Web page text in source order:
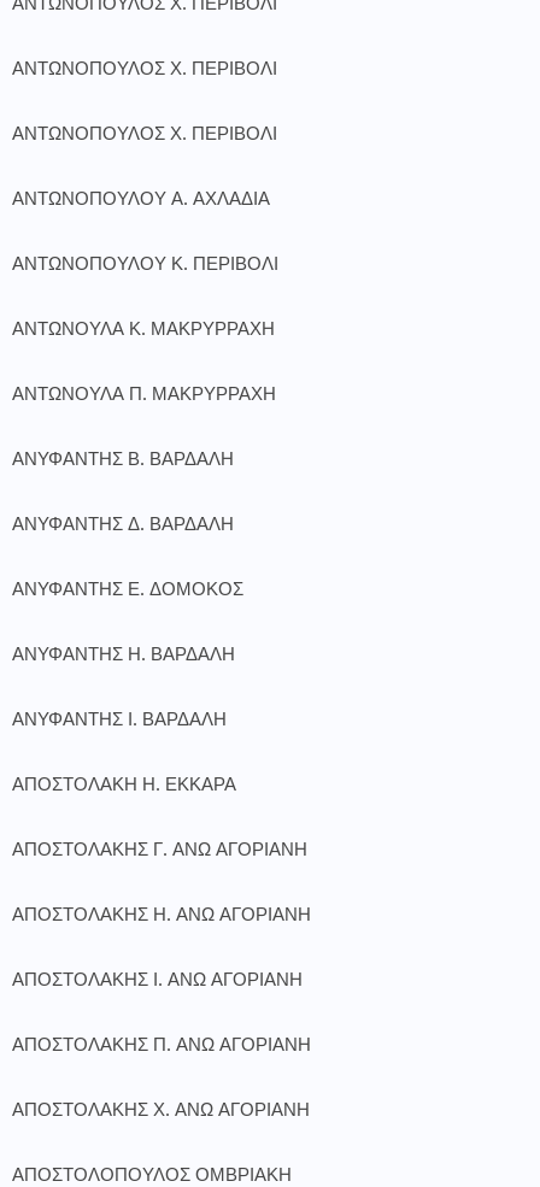
ΑΝΤΩΝΟΠΟΥΛΟΣ Χ. ΠΕΡΙΒΟΛΙ
ΑΝΤΩΝΟΠΟΥΛΟΣ Χ. ΠΕΡΙΒΟΛΙ
ΑΝΤΩΝΟΠΟΥΛΟΣ Χ. ΠΕΡΙΒΟΛΙ
ΑΝΤΩΝΟΠΟΥΛΟΥ Α. ΑΧΛΑΔΙΑ
ΑΝΤΩΝΟΠΟΥΛΟΥ Κ. ΠΕΡΙΒΟΛΙ
ΑΝΤΩΝΟΥΛΑ Κ. ΜΑΚΡΥΡΡΑΧΗ
ΑΝΤΩΝΟΥΛΑ Π. ΜΑΚΡΥΡΡΑΧΗ
ΑΝΥΦΑΝΤΗΣ Β. ΒΑΡΔΑΛΗ
ΑΝΥΦΑΝΤΗΣ Δ. ΒΑΡΔΑΛΗ
ΑΝΥΦΑΝΤΗΣ Ε. ΔΟΜΟΚΟΣ
ΑΝΥΦΑΝΤΗΣ Η. ΒΑΡΔΑΛΗ
ΑΝΥΦΑΝΤΗΣ Ι. ΒΑΡΔΑΛΗ
ΑΠΟΣΤΟΛΑΚΗ Η. ΕΚΚΑΡΑ
ΑΠΟΣΤΟΛΑΚΗΣ Γ. ΑΝΩ ΑΓΟΡΙΑΝΗ
ΑΠΟΣΤΟΛΑΚΗΣ Η. ΑΝΩ ΑΓΟΡΙΑΝΗ
ΑΠΟΣΤΟΛΑΚΗΣ Ι. ΑΝΩ ΑΓΟΡΙΑΝΗ
ΑΠΟΣΤΟΛΑΚΗΣ Π. ΑΝΩ ΑΓΟΡΙΑΝΗ
ΑΠΟΣΤΟΛΑΚΗΣ Χ. ΑΝΩ ΑΓΟΡΙΑΝΗ
ΑΠΟΣΤΟΛΟΠΟΥΛΟΣ ΟΜΒΡΙΑΚΗ